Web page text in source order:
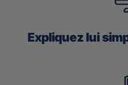
Expliquez lui